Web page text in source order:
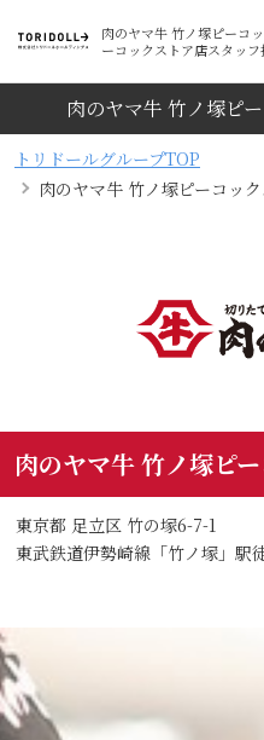
肉のヤマ牛 竹ノ塚ピーコ
ーコックストア店スタッフ
肉のヤマ牛 竹ノ塚ピ
トリドールグループTOP
肉のヤマ牛 竹ノ塚ピーコッ
肉のヤマ牛 竹ノ塚ピ
東京都 足立区 竹の塚6-7-1
東武鉄道伊勢崎線「竹ノ塚」駅